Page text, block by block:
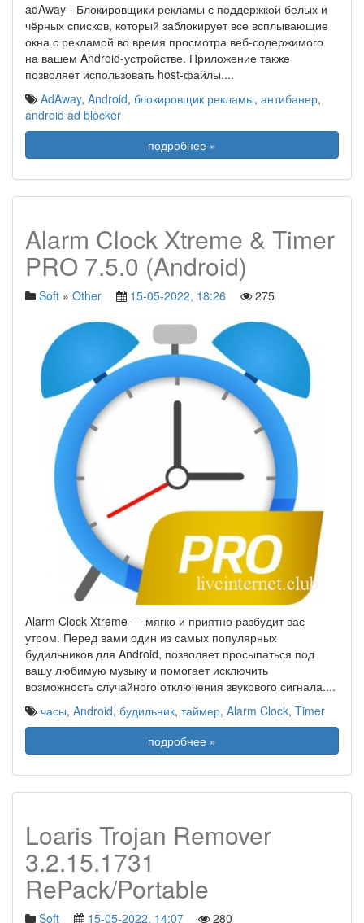
adAway - Блокировщики рекламы с поддержкой белых и
чёрных списков, который заблокирует все всплывающие
окна с рекламой во время просмотра веб-содержимого
на вашем Android-устройстве. Приложение также
позволяет использовать host-файлы....
AdAway, Android, блокировщик рекламы, антибанер,
android ad blocker
подробнее »
Alarm Clock Xtreme & Timer
PRO 7.5.0 (Android)
Soft » Other 15-05-2022, 18:26 275
Alarm Clock Xtreme — мягко и приятно разбудит вас
утром. Перед вами один из самых популярных
будильников для Android, позволяет просыпаться под
вашу любимую музыку и помогает исключить
возможность случайного отключения звукового сигнала....
часы, Android, будильник, таймер, Alarm Clock, Timer
подробнее »
Loaris Trojan Remover
3.2.15.1731
RePack/Portable
Soft 15-05-2022, 14:07 280